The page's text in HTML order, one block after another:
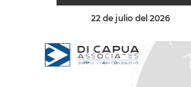
22 de julio del 2026